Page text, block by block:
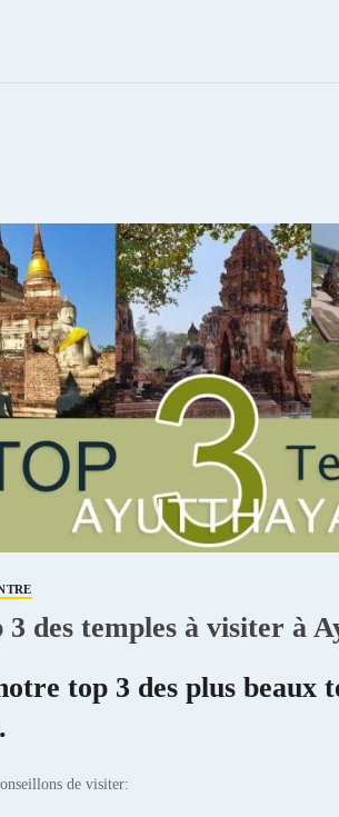
3 des temples à visiter à
top 3 des plus beaux
de visiter: